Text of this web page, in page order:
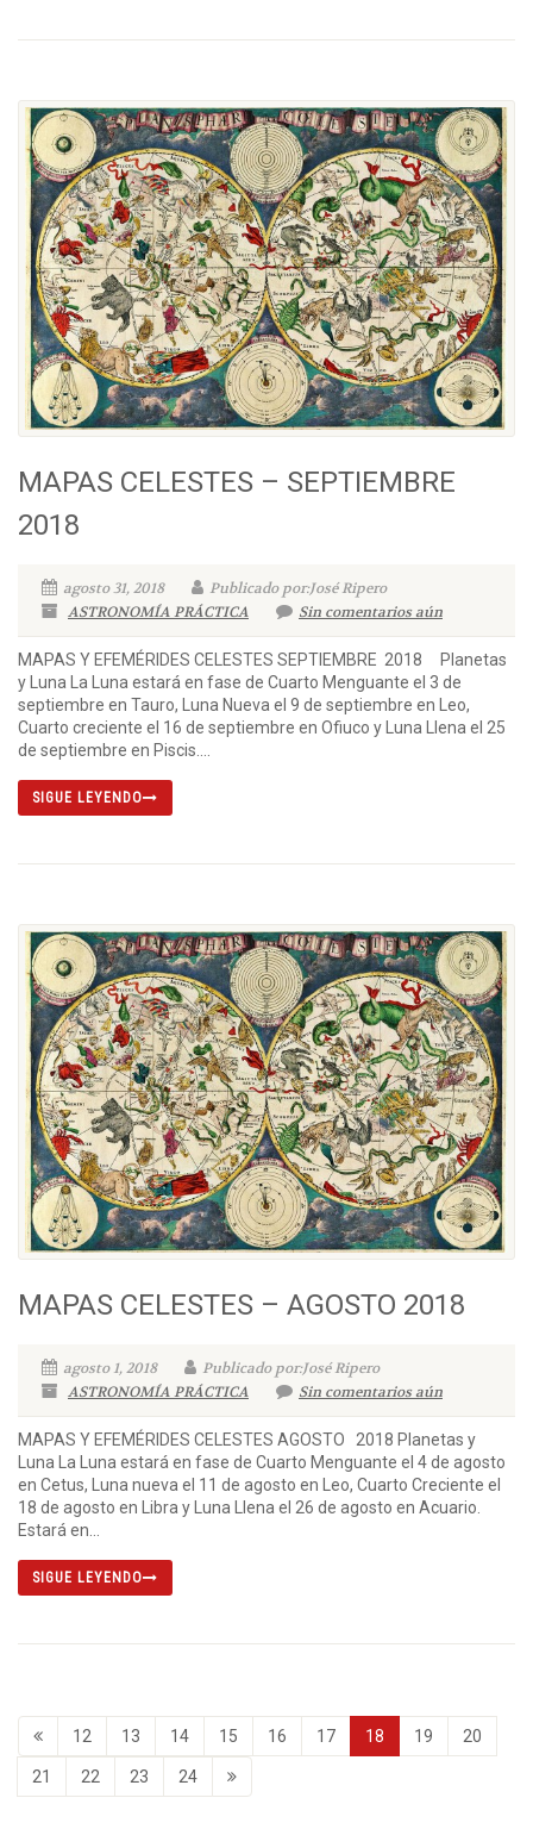
MAPAS CELESTES – SEPTIEMBRE
2018
agosto 31, 2018
Publicado por:José Ripero
ASTRONOMÍA PRÁCTICA
Sin comentarios aún
MAPAS Y EFEMÉRIDES CELESTES SEPTIEMBRE 2018 Planetas
y Luna La Luna estará en fase de Cuarto Menguante el 3 de
septiembre en Tauro, Luna Nueva el 9 de septiembre en Leo,
Cuarto creciente el 16 de septiembre en Ofiuco y Luna Llena el 25
de septiembre en Piscis....
SIGUE LEYENDO
MAPAS CELESTES – AGOSTO 2018
agosto 1, 2018
Publicado por:José Ripero
ASTRONOMÍA PRÁCTICA
Sin comentarios aún
MAPAS Y EFEMÉRIDES CELESTES AGOSTO 2018 Planetas y
Luna La Luna estará en fase de Cuarto Menguante el 4 de agosto
en Cetus, Luna nueva el 11 de agosto en Leo, Cuarto Creciente el
18 de agosto en Libra y Luna Llena el 26 de agosto en Acuario.
Estará en...
SIGUE LEYENDO
12 13 14 15 16 17 18 19 20
21 22 23 24